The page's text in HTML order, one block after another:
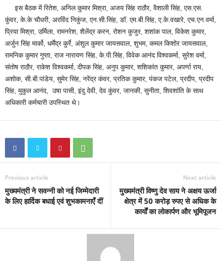
इस बैठक में रितेश, अनिल कुमार मिश्रा, अजय सिंह राठौर, वैशाली सिंह, एस.एस.
कुंवर, के.के चौधरी, अरविंद निकुंज, एन.सी.सिंह, डॉ. एम.बी.सिंह, ए.के.वखारे, एच.एन.वर्मा,
प्रिया मिश्रा, उर्मिला, रामनरेश, शैलेंद्र करन, रोशन कुजुर, शशांक पाल, विकेश कुमार,
अर्जुन सिंह मार्को, धर्मेंद्र कुर्रे, अंशुल कुमार जायसवाल, शुभम, कमल किशोर जायसवाल,
रामनिक कुमार गुप्ता, राज नारायण सिंह, के.पी.सिंह, विवेक आनंद विश्वकर्मा, सुरेश वर्मा,
संतोष राठौर, राकेश विश्वकर्मा, दीपक सिंह, अनुप कुमार, शशिकांत कुमार, अपर्णा राय,
अशोक, सी.बी.पांडेय, सुमेर सिंह, नरेंद्र कंवर, प्रतिक कुमार, पंकज पटेल, प्रदीप, प्रदीप
सिंह, मुकुल आनंद, उषा पासी, इंदु देवी, देव कुंवर, जानकी, सुनीता, शिवशांति के साथ
अधिकारी कर्मचारी उपस्थित थे।
Previous article
मुख्यमंत्री ने सवन्नी को नई जिम्मेदारी
के लिए हार्दिक बधाई एवं शुभकामनाएँ दीं
Next article
मुख्यमंत्री विष्णु देव साय ने अक्षय ऊर्जा
क्षेत्र में 50 करोड़ रुपए से अधिक के
कार्यों का लोकार्पण और भूमिपूजन